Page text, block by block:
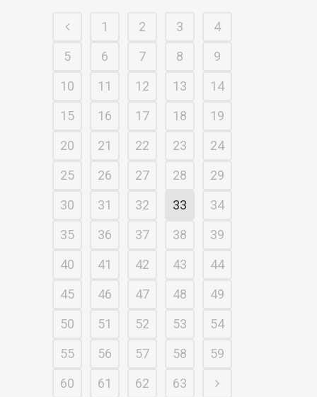
1 2 3
4
5
6 7 8
9
10
11 12 13
14
15
16 17 18
19
20
21 22 23
24
25
26 27 28
29
30
31 32 33
34
35
36 37 38
39
40
41 42 43
44
45
46 47 48
49
50
51 52 53
54
55
56 57 58
59
60
61 62 63